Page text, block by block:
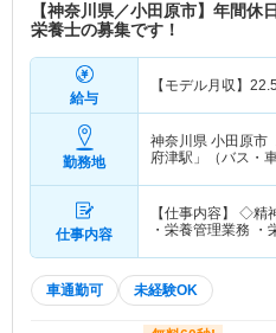
【神奈川県／小田原市】年間
栄養士の募集です！
給与
【モデル月収】 22.5
勤務地
神奈川県 小田原市
府津駅」（バス・
仕事内容
【仕事内容】 ◇精
・栄養管理業務
車通勤可 未経験OK